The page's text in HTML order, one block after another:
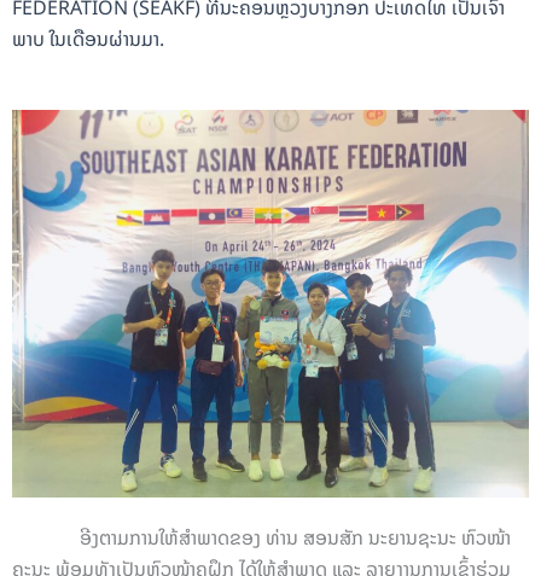
FEDERATION (SEAKF) ທີ່ນະຄອນຫຼວງບາງກອກ ປະເທດໄທ ເປັນເຈົ້າ
ພາບ ໃນເດືອນຜ່ານມາ.
ອີງຕາມການໃຫ້ສຳພາດຂອງ ທ່ານ ສອນສັກ ນະຍານຊະນະ ຫົວໜ້າ
ຄະນະ ພ້ອມທັງເປັນຫົວໜ້າຄູຝຶກ ໄດ້ໃຫ້ສຳພາດ ແລະ ລາຍງານການເຂົ້າຮ່ວມ